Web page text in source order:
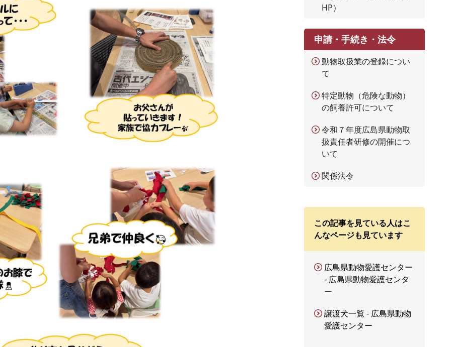
HP）
申請・手続き・法令
動物取扱業の登録につい
て
特定動物（危険な動物）
の飼養許可について
令和７年度広島県動物取
扱責任者研修の開催につ
いて
関係法令
この記事を見ている人はこ
んなページも見ています
広島県動物愛護センター
- 広島県動物愛護センタ
ー
譲渡犬一覧 - 広島県動物
愛護センター